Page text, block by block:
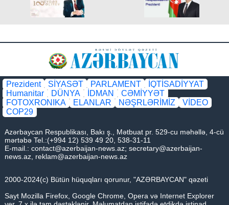
Prezident SİYASƏT PARLAMENT
İQTİSADİYYAT
Humanitar
DÜNYA İDMAN
CƏMİYYƏT
FOTOXRONIKA
ELANLAR NƏŞRLƏRİMİZ
VİDEO
COP29
Azərbaycan Respublikası, Bakı ş., Mətbuat pr. 529-cu məhəllə, 4-cü
mərtəbə Tel.:(+994 12) 539 49 20, 538-31-11
E-mail.: contact@azerbaijan-news.az; secretary@azerbaijan-
news.az reklam@azerbaijan-news.az
2000-2024(c) Bütün hüquqları qorunur, "AZƏRBAYCAN" qəzeti
Sayt Mozilla Firefox, Google Chrome, Opera və Internet Explorer